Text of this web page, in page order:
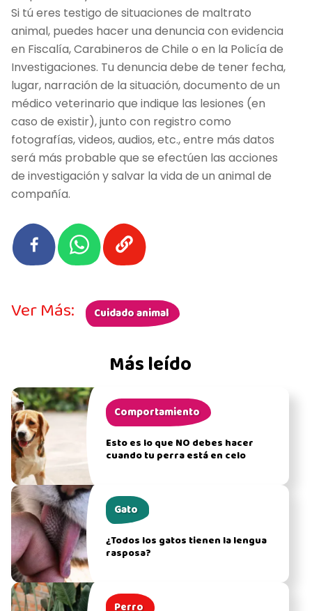
Si tú eres testigo de situaciones de maltrato
animal, puedes hacer una denuncia con evidencia
en Fiscalía, Carabineros de Chile o en la Policía de
Investigaciones. Tu denuncia debe de tener fecha,
lugar, narración de la situación, documento de un
médico veterinario que indique las lesiones (en
caso de existir), junto con registro como
fotografías, videos, audios, etc., entre más datos
será más probable que se efectúen las acciones
de investigación y salvar la vida de un animal de
compañía.
Más leído
Comportamiento
Esto es lo que NO debes hacer
cuando tu perra está en celo
Gato
¿Todos los gatos tienen la lengua
rasposa?
Perro
Ver Más: Cuidado animal